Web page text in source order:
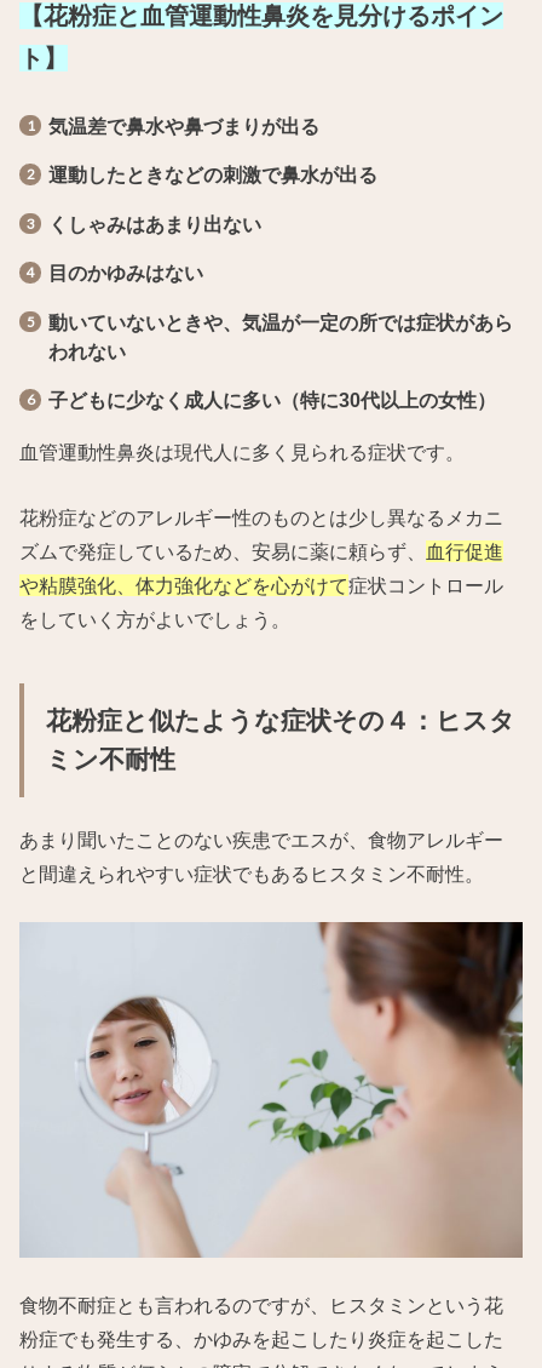
【花粉症と血管運動性鼻炎を見分けるポイン
ト】
気温差で鼻水や鼻づまりが出る
運動したときなどの刺激で鼻水が出る
くしゃみはあまり出ない
目のかゆみはない
動いていないときや、気温が一定の所では症状があら
われない
子どもに少なく成人に多い（特に30代以上の女性）
血管運動性鼻炎は現代人に多く見られる症状です。
花粉症などのアレルギー性のものとは少し異なるメカニ
ズムで発症しているため、安易に薬に頼らず、 血行促進
や粘膜強化、体力強化などを心がけて症状コントロール
をしていく方がよいでしょう。
花粉症と似たような症状その４：ヒスタ
ミン不耐性
あまり聞いたことのない疾患でエスが、食物アレルギー
と間違えられやすい症状でもあるヒスタミン不耐性。
食物不耐症とも言われるのですが、ヒスタミンという花
粉症でも発生する、かゆみを起こしたり炎症を起こした